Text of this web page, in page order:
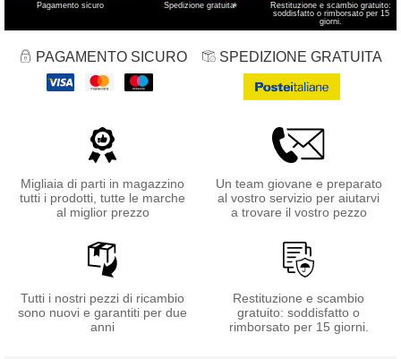
Pagamento sicuro Spedizione gratuita*
Restituzione e scambio gratuito:
soddisfatto o rimborsato per 15
giorni.
PAGAMENTO SICURO SPEDIZIONE GRATUITA
Migliaia di parti in magazzino
tutti i prodotti, tutte le marche
al miglior prezzo
Un team giovane e preparato
al vostro servizio per aiutarvi
a trovare il vostro pezzo
Tutti i nostri pezzi di ricambio
sono nuovi e garantiti per due
anni
Restituzione e scambio
gratuito: soddisfatto o
rimborsato per 15 giorni.